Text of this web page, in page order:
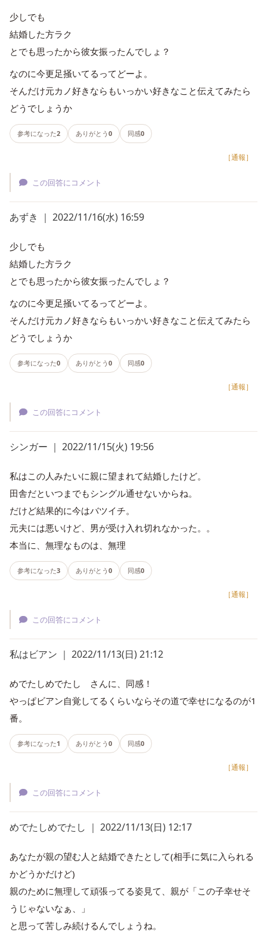
少しでも
結婚した方ラク
とでも思ったから彼女振ったんでしょ？
なのに今更足掻いてるってどーよ。
そんだけ元カノ好きならもいっかい好きなこと伝えてみたら
どうでしょうか
参考になった2 ありがとう 0 同感0
［通報］
この回答にコメント
あずき ｜ 2022/11/16(水) 16:59
少しでも
結婚した方ラク
とでも思ったから彼女振ったんでしょ？
なのに今更足掻いてるってどーよ。
そんだけ元カノ好きならもいっかい好きなこと伝えてみたら
どうでしょうか
参考になった0 ありがとう 0 同感0
［通報］
この回答にコメント
シンガー ｜ 2022/11/15(火) 19:56
私はこの人みたいに親に望まれて結婚したけど。
田舎だといつまでもシングル通せないからね。
だけど結果的に今はバツイチ。
元夫には悪いけど、男が受け入れ切れなかった。。
本当に、無理なものは、無理
参考になった3 ありがとう 0 同感0
［通報］
この回答にコメント
私はビアン ｜ 2022/11/13(日) 21:12
めでたしめでたし さんに、同感！
やっぱビアン自覚してるくらいならその道で幸せになるのが1
番。
参考になった1 ありがとう 0 同感0
［通報］
この回答にコメント
めでたしめでたし ｜ 2022/11/13(日) 12:17
あなたが親の望む人と結婚できたとして(相手に気に入られる
かどうかだけど)
親のために無理して頑張ってる姿見て、親が「この子幸せそ
うじゃないなぁ、」
と思って苦しみ続けるんでしょうね。